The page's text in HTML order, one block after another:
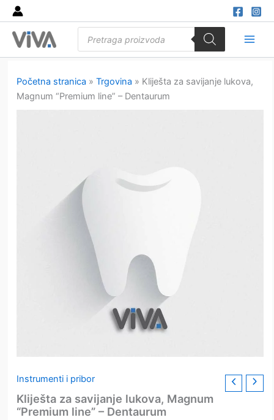
Skip
to
content
search
Početna stranica »Trgovina » Kliješta za savijanje lukova,
Magnum “Premium line” – Dentaurum
Instrumenti i pribor
Kliješta za savijanje lukova, Magnum
“Premium line” – Dentaurum